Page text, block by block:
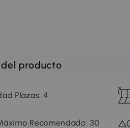
producto
Plazas: 4
Recomendado: 30